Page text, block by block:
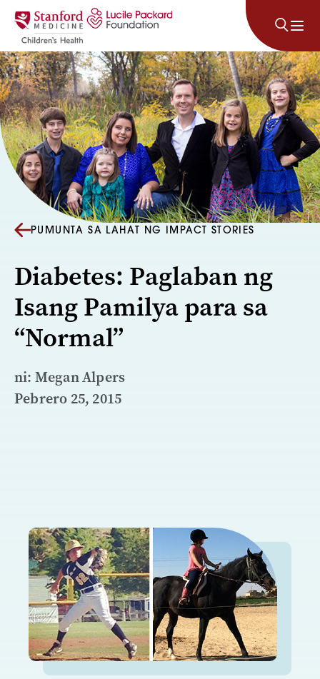
Lumaktaw sa nilalaman
PUMUNTA SA LAHAT NG IMPACT STORIES
Diabetes: Paglaban ng
Isang Pamilya para sa
“Normal”
ni: Megan Alpers
Pebrero 25, 2015